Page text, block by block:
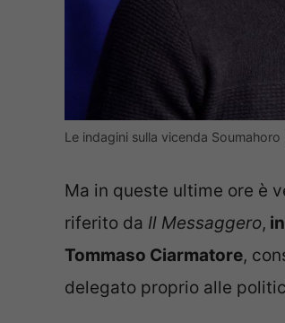
Le indagini sulla vicenda
Ma in queste ultime ore è
riferito da Il Messaggero,
Tommaso Ciarmatore,
delegato proprio alle